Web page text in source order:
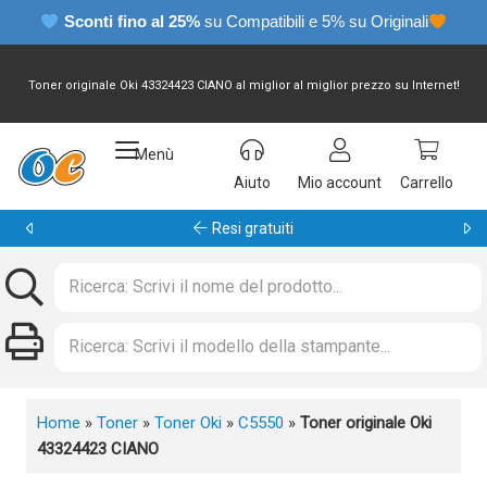
Sconti fino al 25% su Compatibili e 5% su Originali
Toner originale Oki 43324423 CIANO al miglior al miglior prezzo su Internet!
Menù
Aiuto
Mio account Carrello
Garanzia 24 mesi
Home » Toner » Toner Oki » C5550 » Toner originale Oki
43324423 CIANO